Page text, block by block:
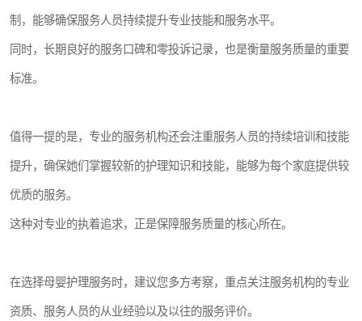
制，能够确保服务人员持续提升专业技能和服务水平。
同时，长期良好的服务口碑和零投诉记录，也是衡量服务质量的重要
标准。
值得一提的是，专业的服务机构还会注重服务人员的持续培训和技能
提升，确保她们掌握较新的护理知识和技能，能够为每个家庭提供较
优质的服务。
这种对专业的执着追求，正是保障服务质量的核心所在。
在选择母婴护理服务时，建议您多方考察，重点关注服务机构的专业
资质、服务人员的从业经验以及以往的服务评价。